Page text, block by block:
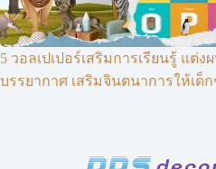
5 วอลเปเปอร์เสริมการเรียนรู้ แต่ง
บรรยากาศ เสริมจินตนาการให้เด็ก